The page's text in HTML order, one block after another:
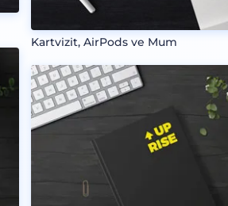
Kartvizit, AirPods ve Mum